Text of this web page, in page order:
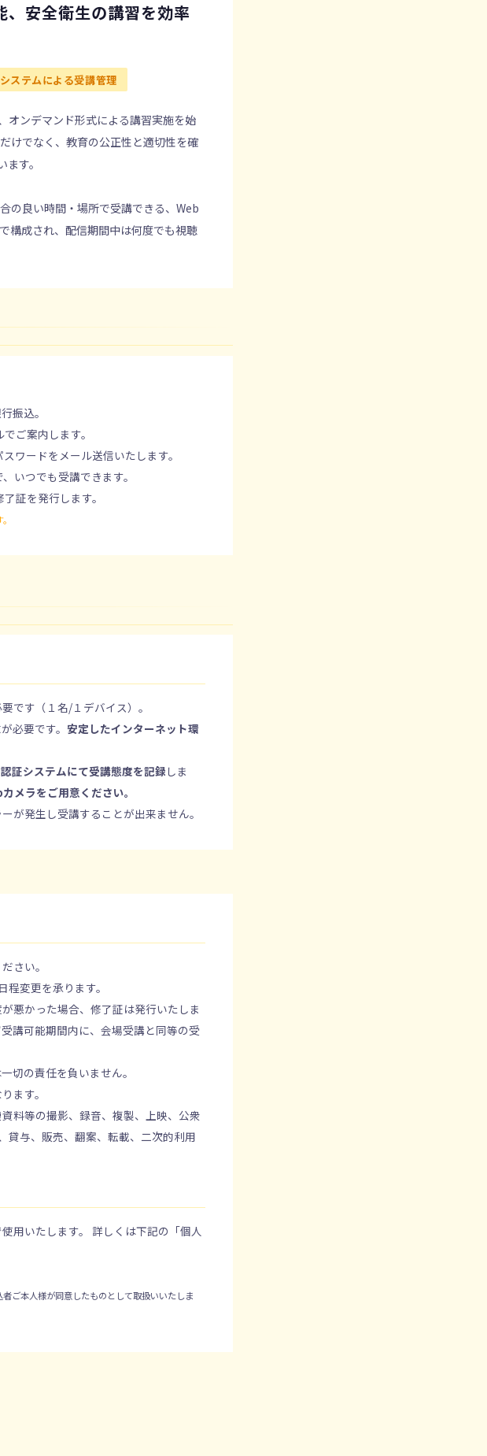
安全衛生の講習を効率
ステムによる受講管理
オンデマンド形式による講習実施を始
けでなく、教育の公正性と適切性を確
す。
の良い時間・場所で受講できる、Web
構成され、配信期間中は何度でも視聴
振込。
ご案内します。
ワードをメール送信いたします。
いつでも受講できます。
証を発行します。
です（１名/１デバイス）。
必要です。安定したインターネット環
証システムにて受講態度を記録 しま
メラをご用意ください。
が発生し受講することが出来ません。
さい。
変更を承ります。
悪かった場合、修了証は発行いたしま
講可能期間内に、会場受講と同等の受
切の責任を負いません。
ます。
料等の撮影、録音、複製、上映、公衆
貸与、販売、翻案、転載、二次的利用
用いたします。 詳しくは下記の「個人
ご本人様が同意したものとして取扱いいたしま